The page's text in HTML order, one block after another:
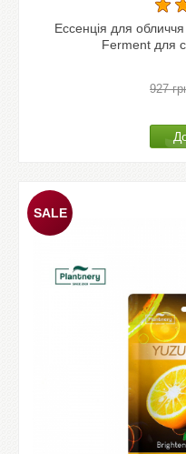
Ессенція для
Ferment для
927